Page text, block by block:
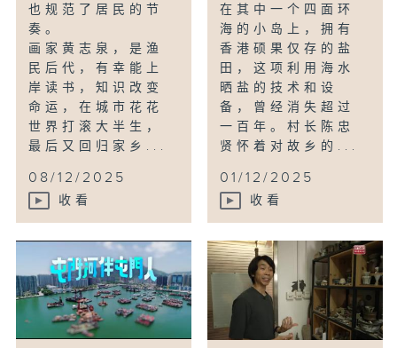
也规范了居民的节
奏。
画家黄志泉，是渔
民后代，有幸能上
岸读书，知识改变
命运，在城市花花
世界打滚大半生，
最后又回归家乡...
08/12/2025
收看
在其中一个四面环
海的小岛上，拥有
香港硕果仅存的盐
田，这项利用海水
晒盐的技术和设
备，曾经消失超过
一百年。村长陈忠
贤怀着对故乡的...
01/12/2025
收看